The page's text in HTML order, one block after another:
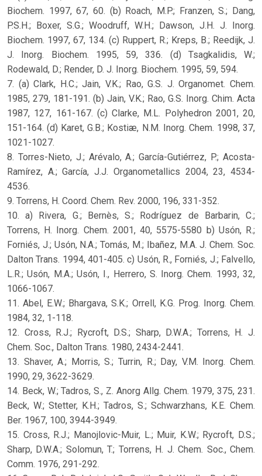
Biochem. 1997, 67, 60. (b) Roach, M.P.; Franzen, S.; Dang,
P.S.H.; Boxer, S.G.; Woodruff, W.H.; Dawson, J.H. J. Inorg.
Biochem. 1997, 67, 134. (c) Ruppert, R.; Kreps, B.; Reedijk, J.
J. Inorg. Biochem. 1995, 59, 336. (d) Tsagkalidis, W.;
Rodewald, D.; Render, D. J. Inorg. Biochem. 1995, 59, 594.
7. (a) Clark, H.C.; Jain, V.K.; Rao, G.S. J. Organomet. Chem.
1985, 279, 181-191. (b) Jain, V.K.; Rao, G.S. Inorg. Chim. Acta
1987, 127, 161-167. (c) Clarke, M.L. Polyhedron 2001, 20,
151-164. (d) Karet, G.B.; Kostiæ, N.M. Inorg. Chem. 1998, 37,
1021-1027.
8. Torres-Nieto, J.; Arévalo, A.; García-Gutiérrez, P.; Acosta-
Ramírez, A.; García, J.J. Organometallics 2004, 23, 4534-
4536.
9. Torrens, H. Coord. Chem. Rev. 2000, 196, 331-352.
10. a) Rivera, G.; Bernès, S.; Rodríguez de Barbarin, C.;
Torrens, H. Inorg. Chem. 2001, 40, 5575-5580 b) Usón, R.;
Forniés, J.; Usón, N.A.; Tomás, M.; Ibañez, M.A. J. Chem. Soc.
Dalton Trans. 1994, 401-405. c) Usón, R., Forniés, J.; Falvello,
L.R.; Usón, M.A.; Usón, I., Herrero, S. Inorg. Chem. 1993, 32,
1066-1067.
11. Abel, E.W.; Bhargava, S.K.; Orrell, K.G. Prog. Inorg. Chem.
1984, 32, 1-118.
12. Cross, R.J.; Rycroft, D.S.; Sharp, D.W.A.; Torrens, H. J.
Chem. Soc., Dalton Trans. 1980, 2434-2441.
13. Shaver, A.; Morris, S.; Turrin, R.; Day, V.M. Inorg. Chem.
1990, 29, 3622-3629.
14. Beck, W.; Tadros, S., Z. Anorg Allg. Chem. 1979, 375, 231.
Beck, W.; Stetter, K.H.; Tadros, S.; Schwarzhans, K.E. Chem.
Ber. 1967, 100, 3944-3949.
15. Cross, R.J.; Manojlovic-Muir, L.; Muir, K.W.; Rycroft, D.S.;
Sharp, D.W.A.; Solomun, T.; Torrens, H. J. Chem. Soc., Chem.
Comm. 1976, 291-292.